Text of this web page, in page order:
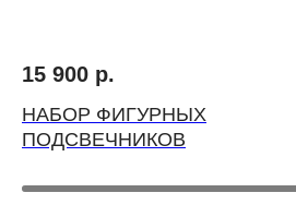
15 900 р.
НАБОР ФИГУРНЫХ
ПОДСВЕЧНИКОВ